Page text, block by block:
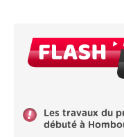
Les travaux du
débuté à